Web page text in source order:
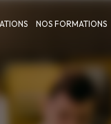
NOS FORMATIONS